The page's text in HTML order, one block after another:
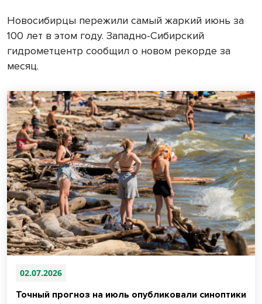
Новосибирцы пережили самый жаркий июнь за
100 лет в этом году. Западно-Сибирский
гидрометцентр сообщил о новом рекорде за
месяц.
02.07.2026
Точный прогноз на июль опубликовали синоптики